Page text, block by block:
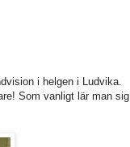
i helgen i Ludvika.
Som vanligt lär man sig